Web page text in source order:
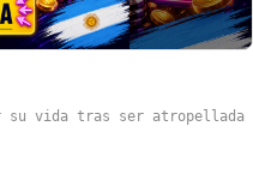
su vida tras ser atropellada